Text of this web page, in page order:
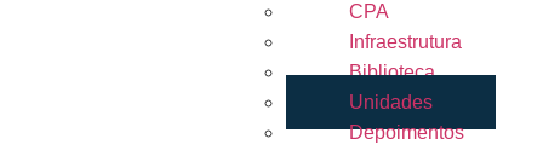
CPA
Infraestrutura
Biblioteca
Unidades
Depoimentos